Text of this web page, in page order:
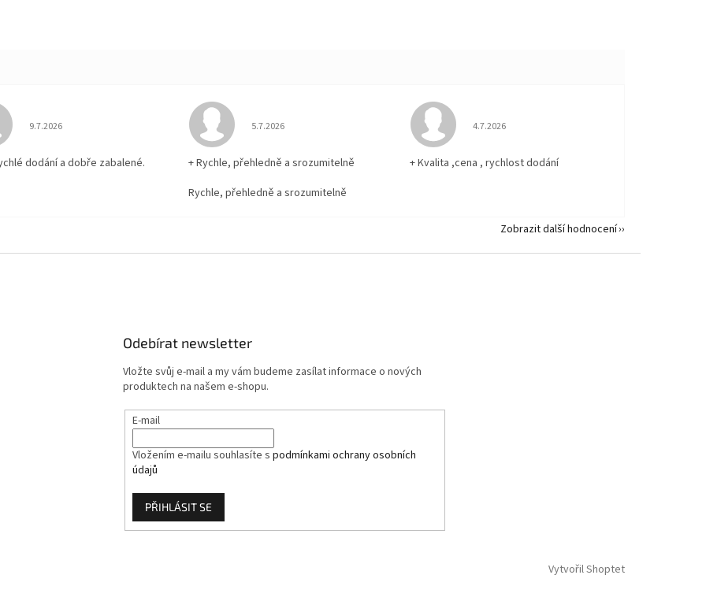
Hodnocení obchodu je 5 z 5 hvězdiček.
9.7.2026
dodání a dobře zabalené.
Hodnocení obchodu je 5 z 5 hvězdiček.
5.7.2026
+ Rychle, přehledně a srozumitelně
Rychle, přehledně a srozumitelně
Hodnocení obchodu je 5 z 5 hvězdiček.
4.7.2026
+ Kvalita ,cena , rychlost dodání
Zobrazit další hodnocení
Odebírat newsletter
Vložte svůj e-mail a my vám budeme zasílat informace o nových
produktech na našem e-shopu.
E-mail
Vložením e-mailu souhlasíte s podmínkami ochrany osobních
údajů
PŘIHLÁSIT SE
Vytvořil Shoptet